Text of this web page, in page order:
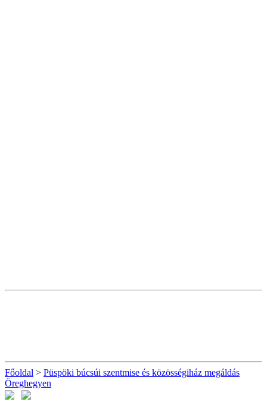
Főoldal > Püspöki búcsúi szentmise és közösségiház megáldás
Öreghegyen